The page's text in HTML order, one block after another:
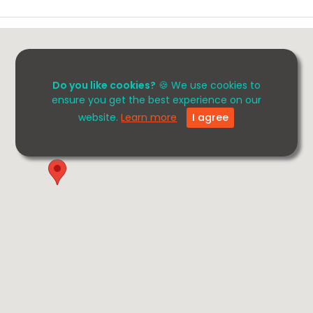
Do you like cookies? 🍪 We use cookies to
ensure you get the best experience on our
website.Learn more I agree